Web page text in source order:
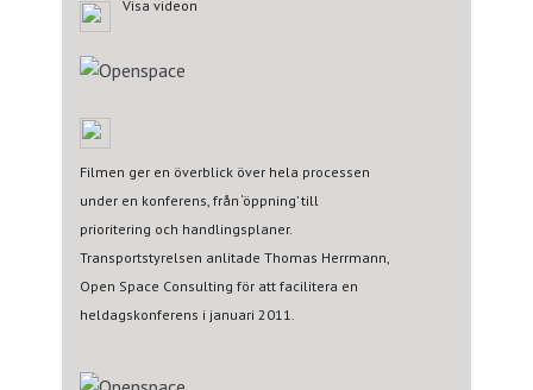
Visa videon
Filmen ger en överblick över hela processen
under en konferens, från ‘öppning’ till
prioritering och handlingsplaner.
Transportstyrelsen anlitade Thomas Herrmann,
Open Space Consulting för att facilitera en
heldagskonferens i januari 2011.